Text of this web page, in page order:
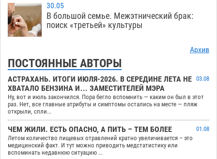
30.05
В большой семье. Межэтнический брак:
поиск «третьей» культуры
Архив
ПОСТОЯННЫЕ АВТОРЫ
АСТРАХАНЬ. ИТОГИ ИЮЛЯ-2026. В СЕРЕДИНЕ ЛЕТА НЕ
ХВАТАЛО БЕНЗИНА И… ЗАМЕСТИТЕЛЕЙ МЭРА
03.08
Ну, вот и июль закончился. Пора бегло вспомнить — каким он был в этот
раз. Нет, все главные атрибуты и симптомы остались на месте — пляж
открыли, спли...
ЧЕМ ЖИЛИ. ЕСТЬ ОПАСНО, А ПИТЬ – ТЕМ БОЛЕЕ
01.08
Летом количество пищевых отравлений кратно увеличивается – это
медицинский факт. И тут можно приводить медстатистику или
вспоминать недавнюю ситуацию ...